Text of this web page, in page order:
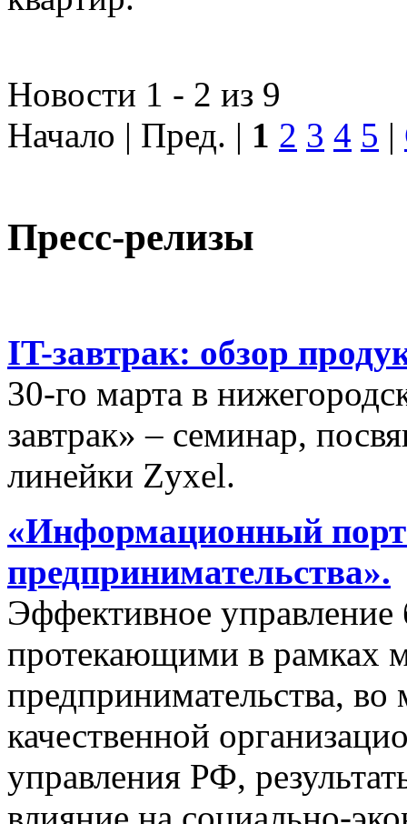
Новости 1 - 2 из 9
Начало | Пред. | 1 2 3 4 5 |
Пресс-релизы
IT-завтрак: обзор
30-го марта в
завтрак» – семинар,
линейки Zyxel.
«Информационный
предпринимательства».
Эффективное управление
протекающими в рамках
предпринимательства,
качественной
управления РФ,